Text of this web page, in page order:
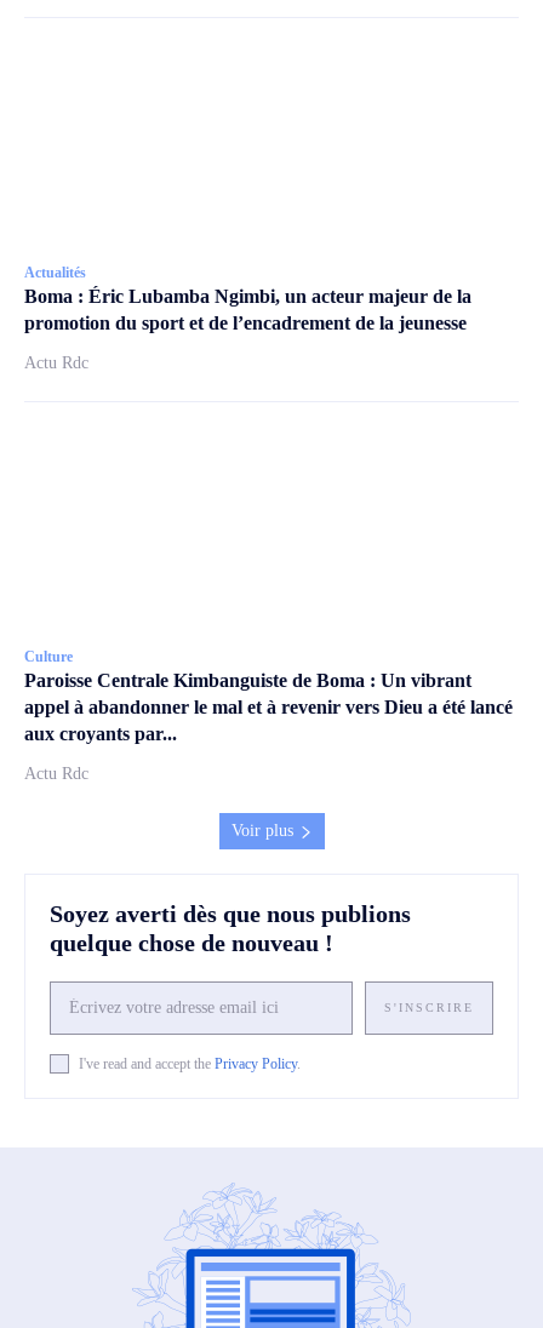
Actualités
Boma : Éric Lubamba Ngimbi, un acteur majeur de la
promotion du sport et de l’encadrement de la jeunesse
Actu Rdc
Culture
Paroisse Centrale Kimbanguiste de Boma : Un vibrant
appel à abandonner le mal et à revenir vers Dieu a été lancé
aux croyants par...
Actu Rdc
Voir plus
Soyez averti dès que nous publions
quelque chose de nouveau !
S'INSCRIRE
I've read and accept the Privacy Policy.